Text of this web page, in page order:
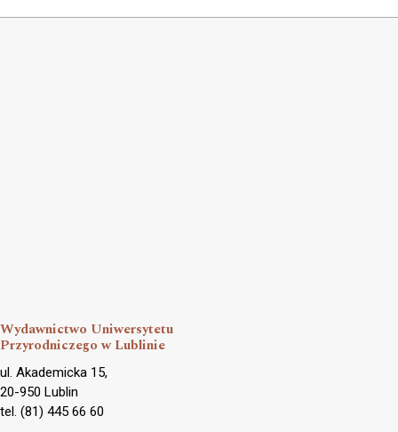
Wydawnictwo Uniwersytetu
Przyrodniczego w Lublinie
ul. Akademicka 15,
20-950 Lublin
tel. (81) 445 66 60